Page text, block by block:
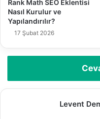
Rank Math SEO Eklentisi
Nasıl Kurulur ve
Yapılandırılır?
17 Şubat 2026
Levent